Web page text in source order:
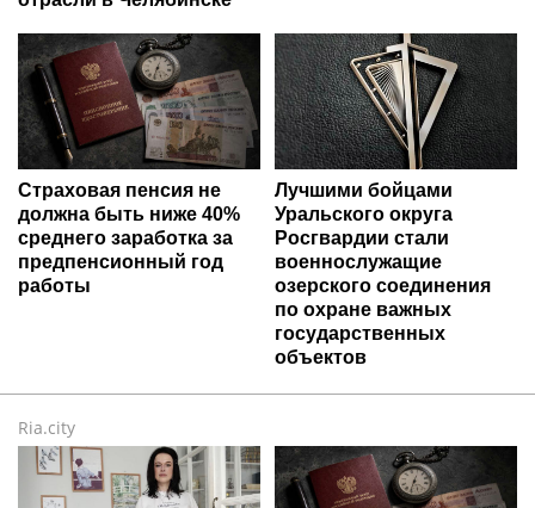
Страховая пенсия не
должна быть ниже 40%
среднего заработка за
предпенсионный год
работы
Лучшими бойцами
Уральского округа
Росгвардии стали
военнослужащие
озерского соединения
по охране важных
государственных
объектов
Ria.city